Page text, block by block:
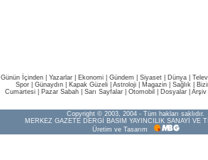
Günün İçinden Yazarlar Ekonomi Gündem Siyaset Dünya |
Spor
Günaydın Kapak Güzeli Astroloji Magazin Sağlık
Cumartesi
Pazar Sabah Sarı Sayfalar Otomobil Dosyalar Arşiv
Copyright © 2003, 2004 - Tüm hakları saklıdır.
MERKEZ GAZETE DERGİ BASIM YAYINCILIK SANAYİ VE
Üretim ve Tasarım